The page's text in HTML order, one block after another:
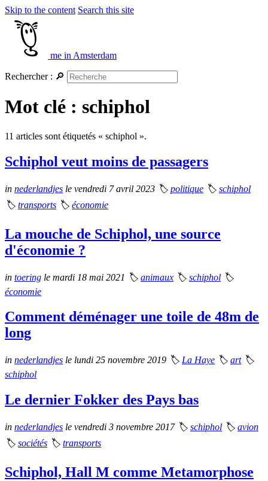
Skip to the content Search this site
me in Amsterdam
Rechercher : 🔎
Mot clé : schiphol
11 articles sont étiquetés « schiphol ».
Schiphol veut moins de passagers
in nederlandjes le vendredi 7 avril 2023 🏷 politique 🏷 schiphol
🏷 transports 🏷 économie
La mouche de Schiphol, une source
d'économie ?
in toering le mardi 18 mai 2021 🏷 animaux 🏷 schiphol 🏷
économie
Comment déménager une toile de 48m de
long
in nederlandjes le lundi 25 novembre 2019 🏷 La Haye 🏷 art 🏷
schiphol
Le dernier Fokker des Pays bas
in nederlandjes le vendredi 3 novembre 2017 🏷 schiphol 🏷 avion
🏷 sociétés 🏷 transports
Schiphol, Hall M comme Metamorphose